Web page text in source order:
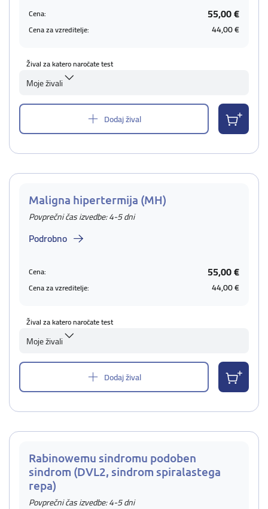
Cena: 55,00 €
Cena za vzreditelje: 44,00 €
Žival za katero naročate test
Moje živali
Dodaj žival
Maligna hipertermija (MH)
Povprečni čas izvedbe: 4-5 dni
Podrobno
Cena: 55,00 €
Cena za vzreditelje: 44,00 €
Žival za katero naročate test
Moje živali
Dodaj žival
Rabinowemu sindromu podoben
sindrom (DVL2, sindrom spiralastega
repa)
Povprečni čas izvedbe: 4-5 dni